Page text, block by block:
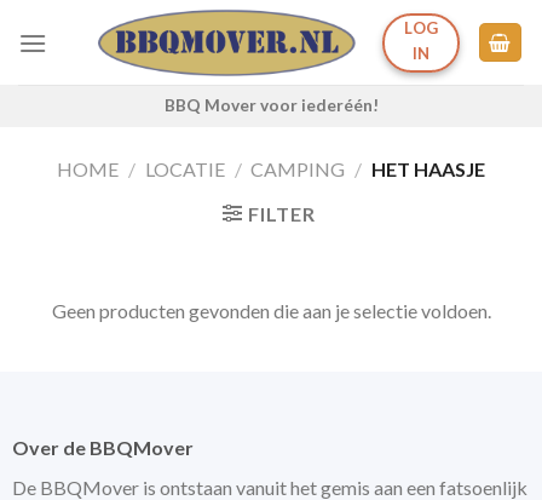
naar
LOG
IN
BBQ Mover voor iederéén!
HOME / LOCATIE / CAMPING / HET HAASJE
FILTER
Geen producten gevonden die aan je selectie voldoen.
Over de BBQMover
De BBQMover is ontstaan vanuit het gemis aan een fatsoenlijk